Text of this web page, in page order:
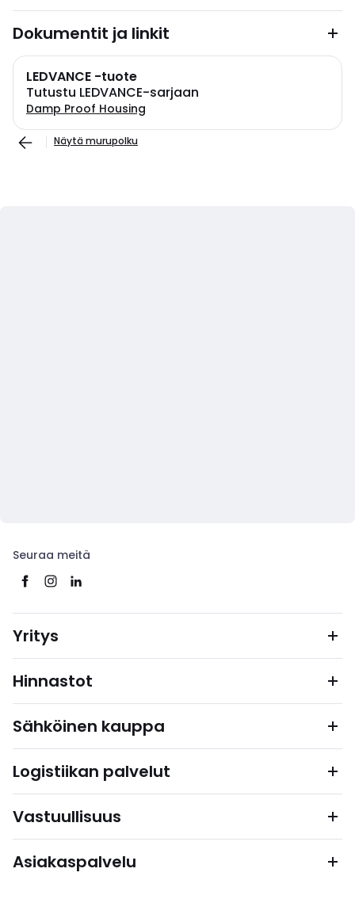
Dokumentit ja linkit
LEDVANCE -tuote
Tutustu LEDVANCE-sarjaan
Damp Proof Housing
Näytä murupolku
Seuraa meitä
Yritys
Hinnastot
Sähköinen kauppa
Logistiikan palvelut
Vastuullisuus
Asiakaspalvelu